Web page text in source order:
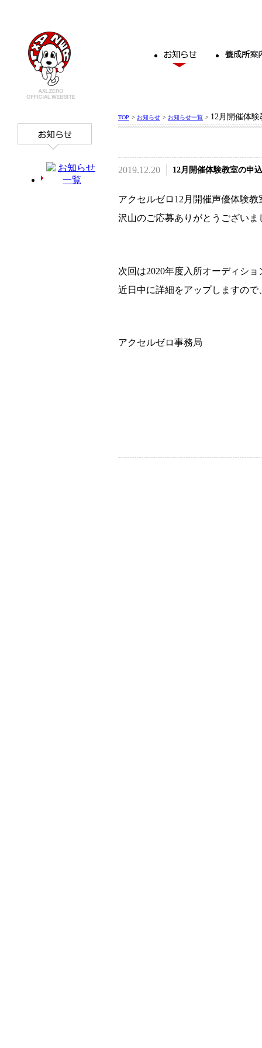
TOP > お知らせ > お知らせ一覧 > 12月開催体
2019.12.20 12月開催体験教室の申
アクセルゼロ12月開催声優体験
沢山のご応募ありがとうございま
次回は2020年度入所オーディシ
近日中に詳細をアップしますの
アクセルゼロ事務局